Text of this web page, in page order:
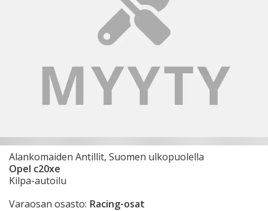
Alankomaiden Antillit, Suomen ulkopuolella
Opel c20xe
Kilpa-autoilu
Varaosan osasto: Racing-osat